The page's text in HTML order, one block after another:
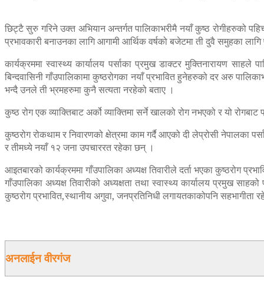
छिट्टै सुरु गरिने उक्त अभियान अन्तर्गत पालिकाभरीमै नयाँ कुष्ठ रोगीहरुको
प्रभावकारी बनाउनका लागि आगामी आर्थिक वर्षको बजेटमा ती दुवै समुहका
कार्यक्रममा स्वास्थ्य कार्यालय पर्साका प्रमुख डाक्टर मुक्तिनारायण साहले
बिन्दवासिनी गाँउपालिकामा कुष्ठरोगका नयाँ प्रभावित हुनेहरुको दर अरु
भन्दै उनले ती भ्रमहरुमा कुनै सत्यता नरहेको बताए ।
कुष्ठ रोग एक व्याक्तिबाट अर्को व्याक्तिमा सर्ने खालको रोग नभएको र यो
कुष्ठरोग रोकथाम र निवारणको क्षेत्रमा काम गर्दै आएको दी लेप्रोसी नेपालका
र तीमध्ये नयाँ १२ जना उपचाररत रहेका छन् ।
आइतबारको कार्यक्रममा गाँउपालिका अध्यक्ष तिवारीले दर्ता भएका कुष्ठरोग
गाँउपालिका अध्यक्ष तिवारीको अध्यक्षता तथा स्वास्थ्य कार्यालय प्रमुख
कुष्ठरोग प्रभावित,स्थानीय अगुवा, जनप्रतिनिधी लगायतकाकोपनि सहभागीता
अनलाईन वीरगंज